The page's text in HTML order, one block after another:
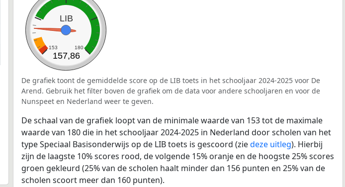
LIB
153 180
157,86
De grafiek toont de gemiddelde score op de LIB toets in het schooljaar 2024-2025 voor De
Arend. Gebruik het filter boven de grafiek om de data voor andere schooljaren en voor de
Nunspeet en Nederland weer te geven.
De schaal van de grafiek loopt van de minimale waarde van 153 tot de maximale
waarde van 180 die in het schooljaar 2024-2025 in Nederland door scholen van het
type Speciaal Basisonderwijs op de LIB toets is gescoord (ziedeze uitleg). Hierbij
zijn de laagste 10% scores rood, de volgende 15% oranje en de hoogste 25% scores
groen gekleurd (25% van de scholen haalt minder dan 156 punten en 25% van de
scholen scoort meer dan 160 punten).